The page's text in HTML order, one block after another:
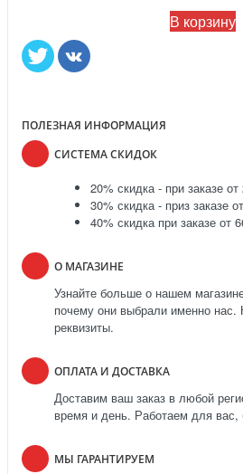
В корзину
ПОЛЕЗНАЯ ИНФОРМАЦИЯ
СИСТЕМА СКИДОК
20% скидка - при заказе
30% скидка - приз заказе
40% скидка при заказе от
О МАГАЗИНЕ
Узнайте больше о нашем
почему они выбрали именно нас.
реквизиты.
ОПЛАТА И ДОСТАВКА
Доставим ваш заказ в любой
время и день. Работаем для вас,
МЫ ГАРАНТИРУЕМ